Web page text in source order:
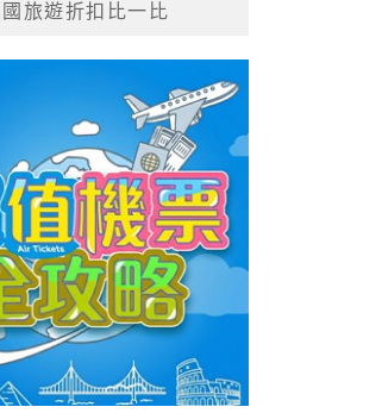
國旅遊折扣比一比